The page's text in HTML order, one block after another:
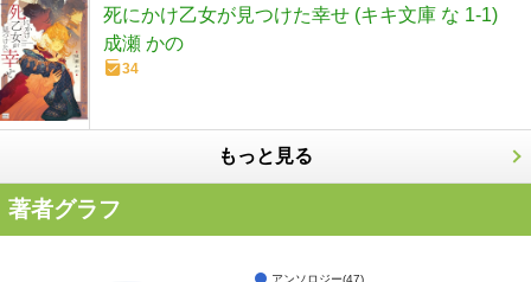
死にかけ乙女が見つけた幸せ (キキ文庫 な 1-1)
成瀬 かの
34
もっと見る
著者グラフ
アンソロジー(47)